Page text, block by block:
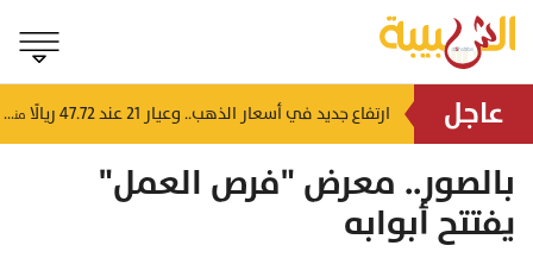
عاجل منذ ٦ ساعات
ارتفاع جديد في أسعار الذهب.. وعيار 21 عند 47.72 ريالًا منذ ٧ ساعات
بالصور.. معرض "فرص العمل"
يفتتح أبوابه